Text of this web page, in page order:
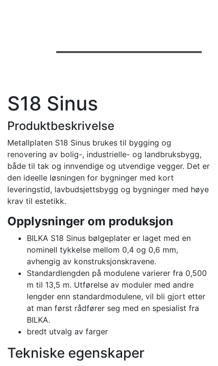
S18 Sinus
Produktbeskrivelse
Metallplaten S18 Sinus brukes til bygging og
renovering av bolig-, industrielle- og landbruksbygg,
både til tak og innvendige og utvendige vegger. Det er
den ideelle løsningen for bygninger med kort
leveringstid, lavbudsjettsbygg og bygninger med høye
krav til estetikk.
Opplysninger om produksjon
BILKA S18 Sinus bølgeplater er laget med en
nominell tykkelse mellom 0,4 og 0,6 mm,
avhengig av konstruksjonskravene.
Standardlengden på modulene varierer fra 0,500
m til 13,5 m. Utførelse av moduler med andre
lengder enn standardmodulene, vil bli gjort etter
at man først rådfører seg med en spesialist fra
BILKA.
bredt utvalg av farger
Tekniske egenskaper